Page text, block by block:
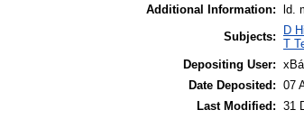
Additional Information:
ld.
Subjects:
D
T
Depositing User:
Date Deposited: 07
Last Modified: 31